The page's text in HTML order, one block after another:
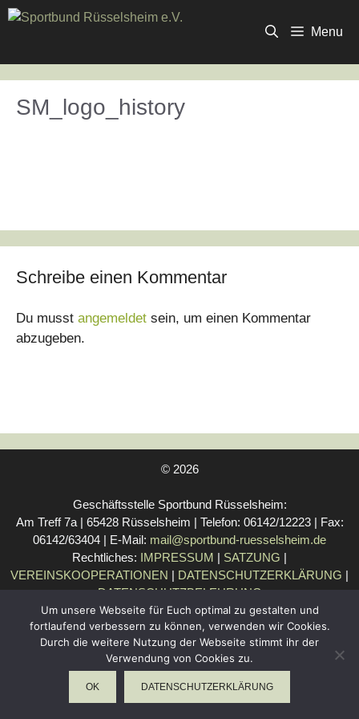
Zum
Inhalt
Menu
SM_logo_history
Schreibe einen Kommentar
Du musst angemeldet sein, um einen Kommentar
abzugeben.
© 2026
Geschäftsstelle Sportbund Rüsselsheim:
Am Treff 7a | 65428 Rüsselsheim | Telefon: 06142/12223 | Fax:
06142/63404 | E-Mail: mail@sportbund-ruesselsheim.de
Rechtliches: IMPRESSUM | SATZUNG |
VEREINSKOOPERATIONEN | DATENSCHUTZERKLÄRUNG |
DATENSCHUTZBELEHRUNG
WebDesign Riedel
Um unsere Webseite für Euch optimal zu gestalten und
fortlaufend verbessern zu können, verwenden wir Cookies.
Durch die weitere Nutzung der Webseite stimmt ihr der
Verwendung von Cookies zu.
OK DATENSCHUTZERKLÄRUNG